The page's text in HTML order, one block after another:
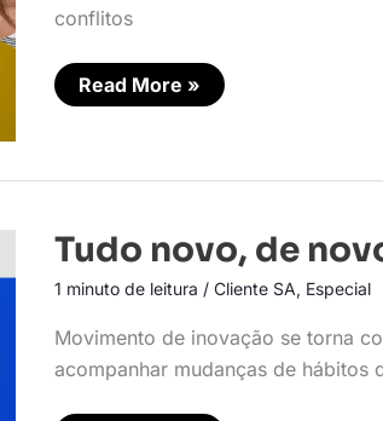
conflitos
Read More »
Tudo novo, de
1 minuto de leitura / Cliente SA, Especial
Movimento de inovação se torna
acompanhar mudanças de hábitos
Tudo
novo,
de
novo!